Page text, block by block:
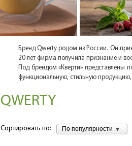
Бренд Qwerty родом из России. Он
20 лет фирма получила признание и
Под брендом «Кверти» представлены
функциональную, стильную продукцию,
QWERTY
Сортировать по: По популярности